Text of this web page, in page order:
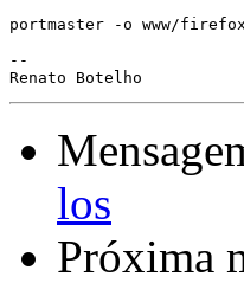
portmaster -o www/
--
los
Próxima